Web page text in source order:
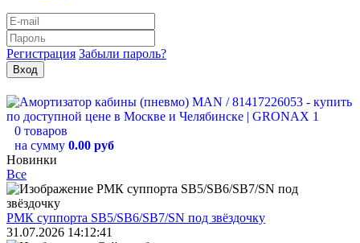
Регистрация Забыли пароль?
0 товаров
на сумму 0.00 руб
Новинки
Все
РМК суппорта SB5/SB6/SB7/SN под звёздочку
31.07.2026 14:12:41